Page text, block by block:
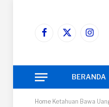
Facebook
X
BERANDA
Home Ketahuan Bawa